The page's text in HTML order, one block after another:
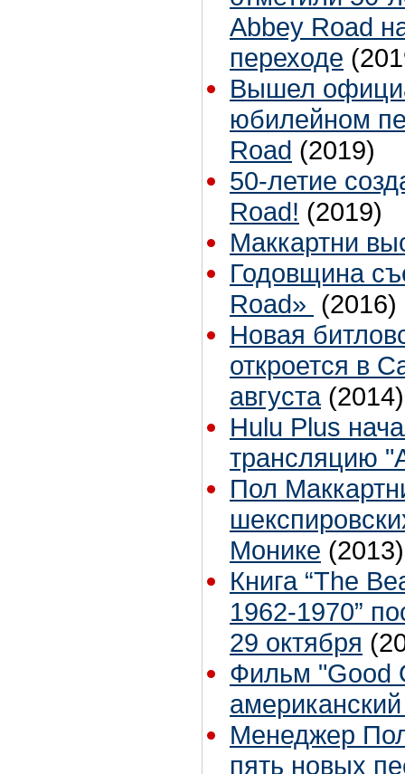
Abbey Road
переходе
Вышел
юбилейном
Road (2019)
50-летие
Road! (2019)
Маккартни
Годовщина
Road» (2016)
Новая
откроется в
августа (2014)
Hulu Plus
трансляцию
Пол
Монике (2013)
Книга “The
1962-1970”
29 октября
Фильм "Good
Менеджер
пять новых